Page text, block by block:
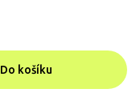
Do košíku